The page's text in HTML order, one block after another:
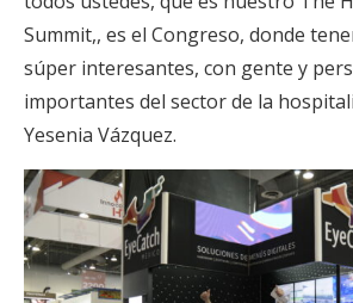
Summit,, es el Congreso, donde
súper interesantes, con gente y
importantes del sector de la
Yesenia Vázquez.